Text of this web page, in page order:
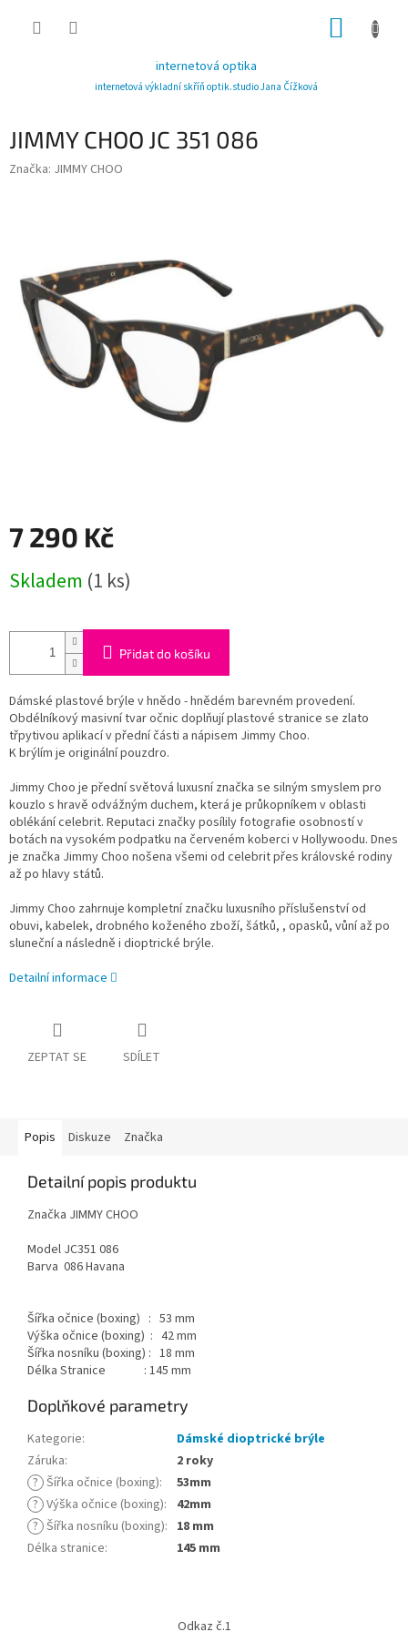
internetová optika
internetová výkladní skříň optik.studio Jana Čížková
JIMMY CHOO JC 351 086
Značka: JIMMY CHOO
7 290 Kč
cena:
Skladem (1 ks)
Přidat do košíku
Dámské plastové brýle v hnědo - hnědém barevném provedení.
Obdélníkový masivní tvar očnic doplňují plastové stranice se zlato
třpytivou aplikací v přední části a nápisem Jimmy Choo.
K brýlím je originální pouzdro.
Jimmy Choo je přední světová luxusní značka se silným smyslem pro
kouzlo s hravě odvážným duchem, která je průkopníkem v oblasti
oblékání celebrit. Reputaci značky posílily fotografie osobností v
botách na vysokém podpatku na červeném koberci v Hollywoodu. Dnes
je značka Jimmy Choo nošena všemi od celebrit přes královské rodiny
až po hlavy států.
Jimmy Choo zahrnuje kompletní značku luxusního příslušenství od
obuvi, kabelek, drobného koženého zboží, šátků, , opasků, vůní až po
sluneční a následně i dioptrické brýle.
Detailní informace
ZEPTAT SE SDÍLET
Popis Diskuze Značka
Detailní popis produktu
Značka JIMMY CHOO
Model JC351 086
Barva 086 Havana
Šířka očnice (boxing) : 53 mm
Výška očnice (boxing) : 42 mm
Šířka nosníku (boxing) : 18 mm
Délka Stranice : 145 mm
Doplňkové parametry
Kategorie:
Dámské dioptrické brýle
Záruka:
2 roky
? Šířka očnice (boxing):
53mm
? Výška očnice (boxing):
42mm
? Šířka nosníku (boxing): 18 mm
Délka stranice: 145 mm
Odkaz č.1